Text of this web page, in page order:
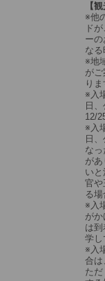
【
※他
ド
ー
なる
※地
が
りま
※入
日
12/
※入
日
な
が
い
官や
る場
※入
が
は
学し
※入
合は
た